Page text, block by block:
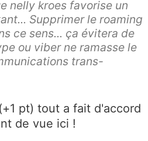
nelly kroes favorise un
Supprimer le roaming
ce sens... ça évitera de
ou viber ne ramasse le
trans-
(+1 pt) tout a fait d'accord
de vue ici !